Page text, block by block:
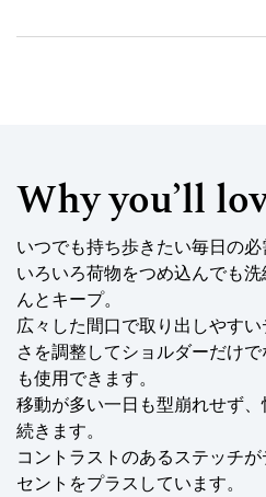
Why you’ll
いつでも持ち歩きたい毎日の必
いろいろ荷物をつめ込んでも
んとキープ。
広々した間口で取り出しやす
さを調整してショルダーだけ
も使用できます。
移動が多い一日も型崩れせず
続きます。
コントラストのあるステッチ
セントをプラスしています。